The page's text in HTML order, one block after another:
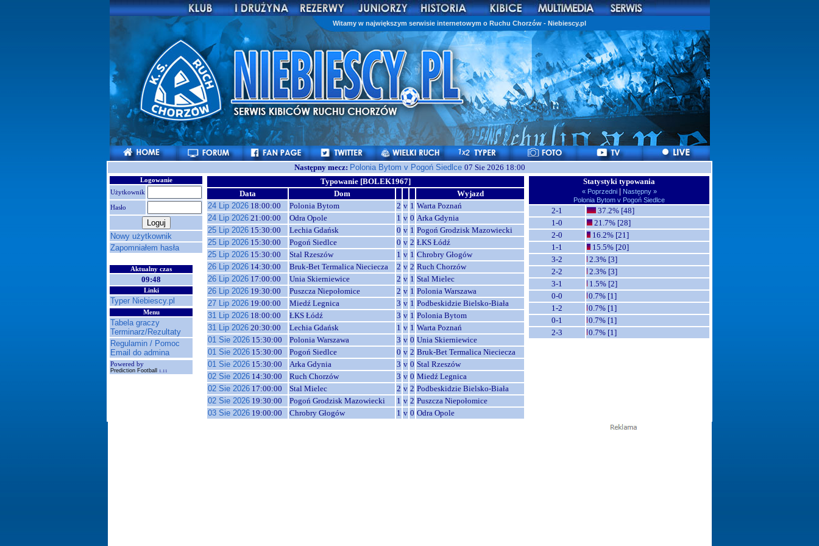
Witamy w największym serwisie internetowym o Ruchu Chorzów - Niebiescy.pl
Następny mecz: Polonia Bytom v Pogoń Siedlce 07 Sie 2026 18:00
Logowanie
Użytkownik
Hasło
Nowy użytkownik
Zapomniałem hasła
Aktualny czas
09:48
Linki
Typer Niebiescy.pl
Menu
Tabela graczy
Terminarz/Rezultaty
Regulamin / Pomoc
Email do admina
Powered by
Prediction Football 1.11
Typowanie [BOLEK1967]
Data
Dom
Wyjazd
24 Lip 2026 18:00:00 Polonia Bytom 2 v 1 Warta Poznań
24 Lip 2026 21:00:00 Odra Opole 1 v 0 Arka Gdynia
25 Lip 2026 15:30:00 Lechia Gdańsk 0 v 1 Pogoń Grodzisk Mazowiecki
25 Lip 2026 15:30:00 Pogoń Siedlce 0 v 2 ŁKS Łódź
25 Lip 2026 15:30:00 Stal Rzeszów 1 v 1 Chrobry Głogów
26 Lip 2026 14:30:00 Bruk-Bet Termalica Nieciecza 2 v 2 Ruch Chorzów
26 Lip 2026 17:00:00 Unia Skierniewice 2 v 1 Stal Mielec
26 Lip 2026 19:30:00 Puszcza Niepołomice 2 v 1 Polonia Warszawa
27 Lip 2026 19:00:00 Miedź Legnica 3 v 1 Podbeskidzie Bielsko-Biała
31 Lip 2026 18:00:00 ŁKS Łódź 3 v 1 Polonia Bytom
31 Lip 2026 20:30:00 Lechia Gdańsk 1 v 1 Warta Poznań
01 Sie 2026 15:30:00 Polonia Warszawa 3 v 0 Unia Skierniewice
01 Sie 2026 15:30:00 Pogoń Siedlce 0 v 2 Bruk-Bet Termalica Nieciecza
01 Sie 2026 15:30:00 Arka Gdynia 3 v 0 Stal Rzeszów
02 Sie 2026 14:30:00 Ruch Chorzów 3 v 0 Miedź Legnica
02 Sie 2026 17:00:00 Stal Mielec 2 v 2 Podbeskidzie Bielsko-Biała
02 Sie 2026 19:30:00 Pogoń Grodzisk Mazowiecki 1 v 2 Puszcza Niepołomice
03 Sie 2026 19:00:00 Chrobry Głogów 1 v 0 Odra Opole
Statystyki typowania
« Poprzedni | Następny »
Polonia Bytom v Pogoń Siedlce
2-1
37.2% [48]
1-0
21.7% [28]
2-0
16.2% [21]
1-1
15.5% [20]
3-2
2.3% [3]
2-2
2.3% [3]
3-1
1.5% [2]
0-0
0.7% [1]
1-2
0.7% [1]
0-1
0.7% [1]
2-3
0.7% [1]